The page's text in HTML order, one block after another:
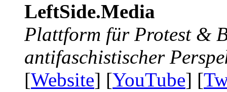
LeftSide.Media
Plattform für Protest &
antifaschistischer
[Website] [YouTube] [